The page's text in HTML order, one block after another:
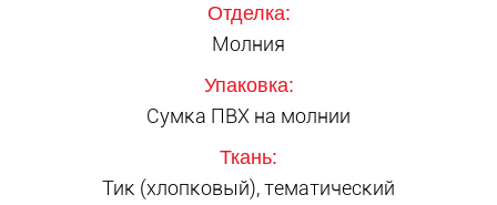
Отделка:
Молния
Упаковка:
Сумка ПВХ на молнии
Ткань:
Тик (хлопковый), тематический